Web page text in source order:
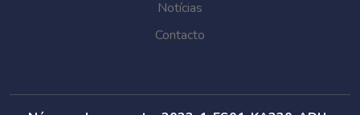
Notícias
Contacto